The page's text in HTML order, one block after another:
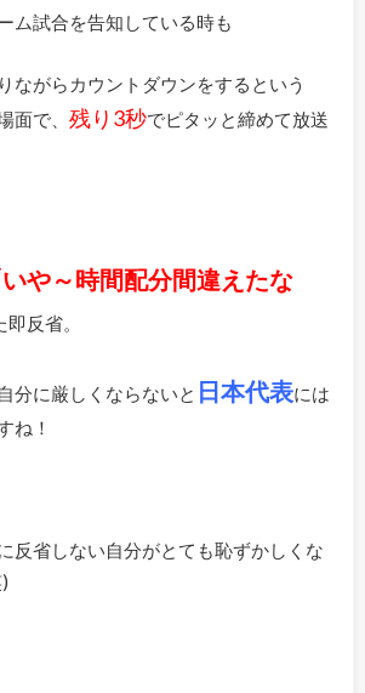
ム試合を告知している時も
ながらカウントダウンをするという
面で、 残り3秒でピタッと締めて放送
いや～時間配分間違えたな
反省。
分に厳しくならないと 日本代表には
ね！
反省しない自分がとても恥ずかしくな